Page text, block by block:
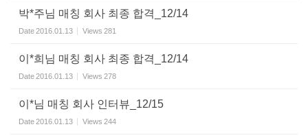
박*주님 매칭 회사 최종 합격_12/14
Date2016.01.13 Views 281
이*희님 매칭 회사 최종 합격_12/14
Date2016.01.13 Views 278
이*님 매칭 회사 인터뷰_12/15
Date2016.01.13 Views 244